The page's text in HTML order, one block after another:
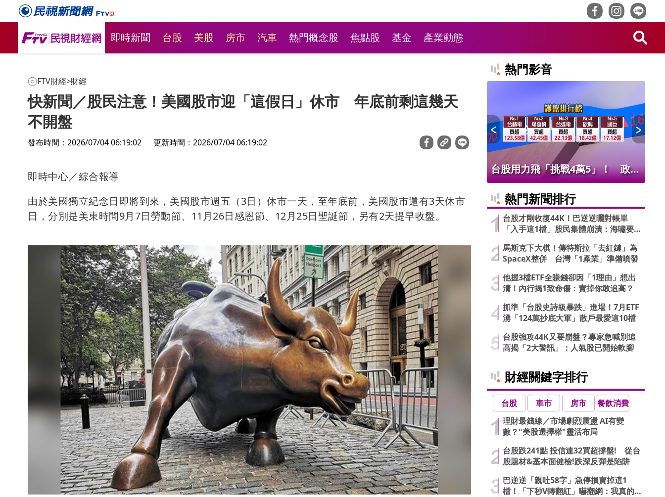
即時新聞 台股 美股 房市 汽車 熱門概念股 焦點股 基金 產業動態
FTV財經>財經
快新聞／股民注意！美國股市迎「這假日」休市 年底前剩這幾天
不開盤
發布時間：2026/07/04 06:19:02 更新時間：2026/07/04 06:19:02
即時中心／綜合報導
由於美國獨立紀念日即將到來，美國股市週五（3日）休市一天，至年底前，美國股市還有3天休市
日，分別是美東時間9月7日勞動節、11月26日感恩節、12月25日聖誕節，另有2天提早收盤。
熱門影音
台股用力飛「挑戰4萬5」！ 政府
熱門新聞排行
台股才剛收復44K！巴逆逆曬對帳單
「入手這1檔」股民集體崩潰：海嘯要
馬斯克下大棋！傳特斯拉「去紅鏈」為
SpaceX整併 台灣「1產業」準備噴發
他握3檔ETF全賺錢卻因「1理由」想出
清！內行揭1致命傷：賣掉你敢追高？
抓準「台股史詩級暴跌」進場！7月ETF
湧「124萬抄底大軍」散戶最愛這10檔
台股強攻44K又要崩盤？專家急喊別追
高揭「2大警訊」：人氣股已開始軟腳
財經關鍵字排行
台股 車市 房市
餐飲消費
理財最錢線／市場劇烈震盪 AI有變
數？"美股選擇權"靈活布局
台股跌241點 投信連32買超撐盤! 從台
股題材&基本面健檢!跌深反彈是陷阱
巴逆逆「親吐58字」急停損賣掉這1
檔！「下秒V轉翻紅」嚇翻網：我真的